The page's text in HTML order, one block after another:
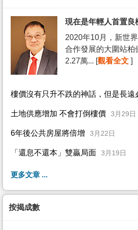
現在是年輕人首置良
2020年10月，新世
合作發展的大圍站柏
2.27萬... [觀看全文 ]
樓價沒有只升不跌的神話，但是長遠
土地供應增加 不會打倒樓價 3月29日
6年後公共房屋將倍增 3月22日
「還息不還本」雙贏局面 3月19日
更多文章 ...
按揭成數